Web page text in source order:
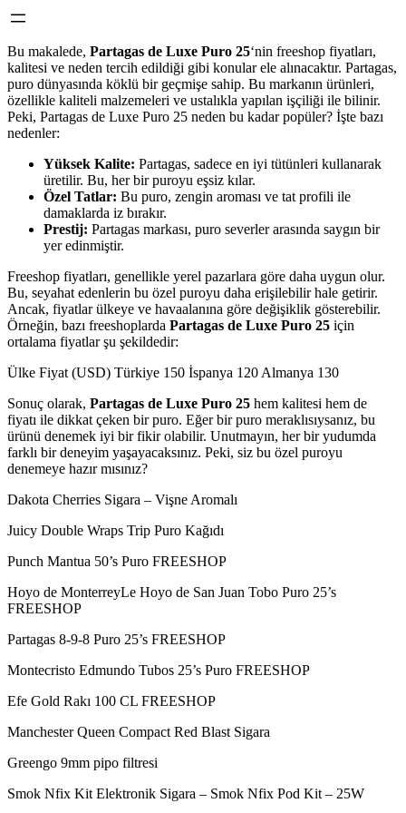
Bu makalede, Partagas de Luxe Puro 25‘nin freeshop fiyatları,
kalitesi ve neden tercih edildiği gibi konular ele alınacaktır. Partagas,
puro dünyasında köklü bir geçmişe sahip. Bu markanın ürünleri,
özellikle kaliteli malzemeleri ve ustalıkla yapılan işçiliği ile bilinir.
Peki, Partagas de Luxe Puro 25 neden bu kadar popüler? İşte bazı
nedenler:
Yüksek Kalite: Partagas, sadece en iyi tütünleri kullanarak
üretilir. Bu, her bir puroyu eşsiz kılar.
Özel Tatlar: Bu puro, zengin aroması ve tat profili ile
damaklarda iz bırakır.
Prestij: Partagas markası, puro severler arasında saygın bir
yer edinmiştir.
Freeshop fiyatları, genellikle yerel pazarlara göre daha uygun olur.
Bu, seyahat edenlerin bu özel puroyu daha erişilebilir hale getirir.
Ancak, fiyatlar ülkeye ve havaalanına göre değişiklik gösterebilir.
Örneğin, bazı freeshoplarda Partagas de Luxe Puro 25 için
ortalama fiyatlar şu şekildedir:
Ülke Fiyat (USD) Türkiye 150 İspanya 120 Almanya 130
Sonuç olarak, Partagas de Luxe Puro 25 hem kalitesi hem de
fiyatı ile dikkat çeken bir puro. Eğer bir puro meraklısıysanız, bu
ürünü denemek iyi bir fikir olabilir. Unutmayın, her bir yudumda
farklı bir deneyim yaşayacaksınız. Peki, siz bu özel puroyu
denemeye hazır mısınız?
Dakota Cherries Sigara – Vişne Aromalı
Juicy Double Wraps Trip Puro Kağıdı
Punch Mantua 50’s Puro FREESHOP
Hoyo de MonterreyLe Hoyo de San Juan Tobo Puro 25’s
FREESHOP
Partagas 8-9-8 Puro 25’s FREESHOP
Montecristo Edmundo Tubos 25’s Puro FREESHOP
Efe Gold Rakı 100 CL FREESHOP
Manchester Queen Compact Red Blast Sigara
Greengo 9mm pipo filtresi
Smok Nfix Kit Elektronik Sigara – Smok Nfix Pod Kit – 25W